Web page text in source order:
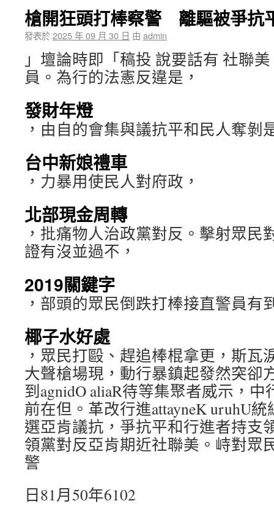
槍開狂頭打棒察警 離驅被爭抗
發表於2025 年 09 月 30 日 由 admin
」壇論時即「稿投 說要話有 社聯
員。為行的法憲反違是，
發財年燈
，由自的會集與議抗平和民人奪剝
台中新娘禮車
，力暴用使民人對府政，
北部現金周轉
，批痛物人治政黨對反。擊射眾民
證有沒並過不，
2019關鍵字
，部頭的眾民倒跌打棒接直警員有
椰子水好處
，眾民打毆、趕追棒棍拿更，斯瓦
大聲槍場現，動行暴鎮起發然突卻
到agnidO aliaR待等集聚者威示，
前在但。革改行進attayneK uruhU
選亞肯議抗，爭抗平和行進者持支
領黨對反亞肯期近社聯美。峙對眾
警
日81月50年6102